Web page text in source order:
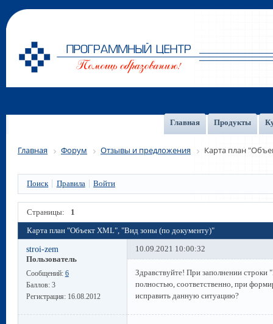
Главная Продукты
Главная Форум Отзывы и предложения Карта план
Поиск Правила Войти
Страницы: 1
Карта план "Объект XML", "Вид зоны (по документу)"
stroi-zem
Пользователь
Сообщений: 6
Баллов: 3
Регистрация: 16.08.2012
10.09.2021 10:00:32
Здравствуйте! При заполнении
полностью, соответственно, при
исправить данную ситуацию?